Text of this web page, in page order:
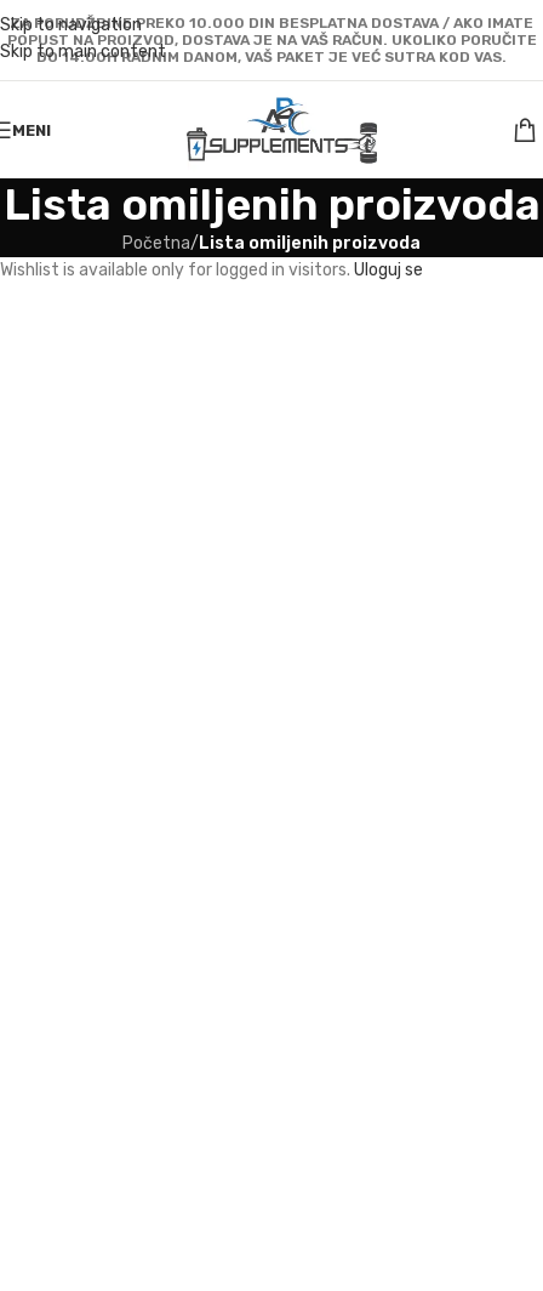
Skip to navigation
Skip to main content
ZA PORUDŽBINE PREKO 10.000 DIN BESPLATNA DOSTAVA / AKO IMATE
POPUST NA PROIZVOD, DOSTAVA JE NA VAŠ RAČUN. UKOLIKO PORUČITE
DO 14:00H RADNIM DANOM, VAŠ PAKET JE VEĆ SUTRA KOD VAS.
MENI
Lista omiljenih proizvoda
Početna/ Lista omiljenih proizvoda
Wishlist is available only for logged in visitors. Uloguj se